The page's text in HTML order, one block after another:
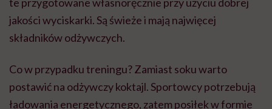
jakości wyciskarki. Są świeże i mają najwięcej
składników odżywczych.
Co w przypadku treningu? Zamiast soku warto
postawić na odżywczy koktajl. Sportowcy potrzebują
ładowania energetycznego, zatem posiłek w formie